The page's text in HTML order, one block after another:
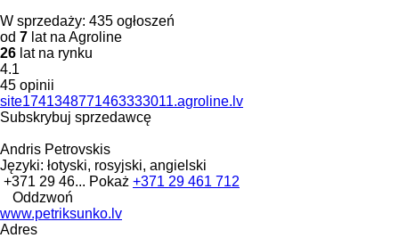
W sprzedaży: 435 ogłoszeń
od 7 lat na Agroline
26 lat na rynku
4.1
45 opinii
site1741348771463333011.agroline.lv
Subskrybuj sprzedawcę
Andris Petrovskis
Języki: łotyski, rosyjski, angielski
+371 29 46... Pokaż +371 29 461 712
Oddzwoń
www.petriksunko.lv
Adres